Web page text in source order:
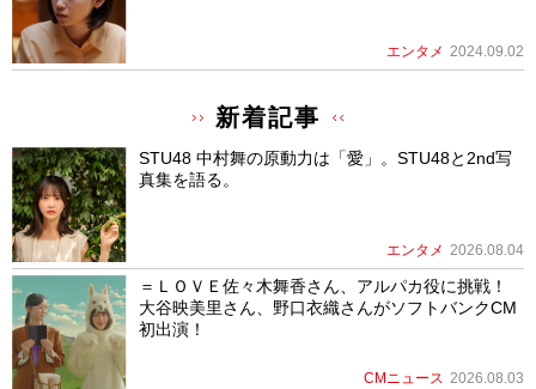
エンタメ 2024.09.02
新着記事
STU48 中村舞の原動力は「愛」。STU48と2nd写
真集を語る。
エンタメ 2026.08.04
＝ＬＯＶＥ佐々木舞香さん、アルパカ役に挑戦！
大谷映美里さん、野口衣織さんがソフトバンクCM
初出演！
CMニュース 2026.08.03